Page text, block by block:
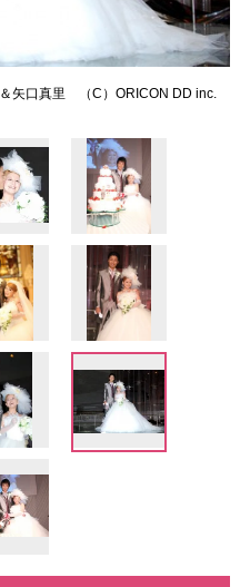
矢口真里 （C）ORICON DD inc.